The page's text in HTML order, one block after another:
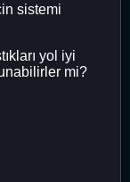
sistemi
yol iyi
mi?